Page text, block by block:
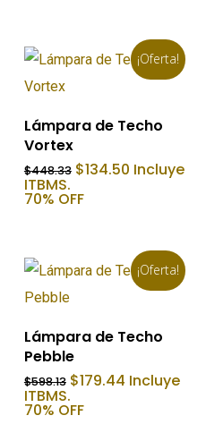
¡Oferta!
Añadir Al Carrito
Lámpara de Techo
Vortex
$448.33 El
original
$134.50El
precio
Incluye
ITBMS.
70% OFF
¡Oferta!
Añadir Al Carrito
Lámpara de Techo
Pebble
$598.13 El
precio
original
$179.44El
precio
Incluye
ITBMS.
70% OFF